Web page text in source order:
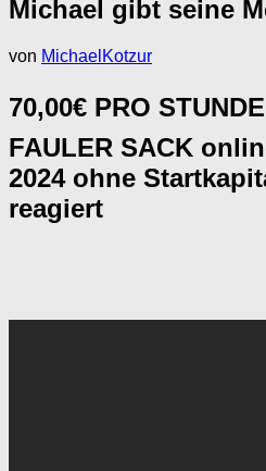
Michael gibt seine
von MichaelKotzur
70,00€ PRO
FAULER SACK
2024 ohne
reagiert